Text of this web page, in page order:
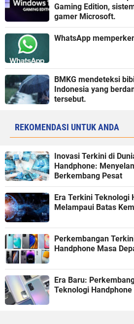
Gaming Edition,
gamer Microsoft.
WhatsApp
BMKG mendeteksi
Indonesia yang
tersebut.
REKOMENDASI UNTUK ANDA
Inovasi Terkini di
Handphone:
Berkembang Pesat
Era Terkini Teknologi
Melampaui Batas
Perkembangan
Handphone Masa
Era Baru:
Teknologi Handphone